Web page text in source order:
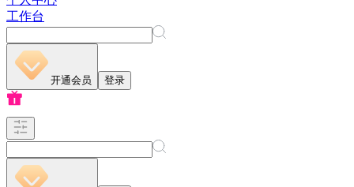
工作台
开通会员 登录